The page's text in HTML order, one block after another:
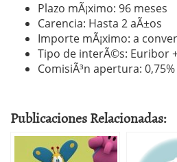
Plazo mÃ¡ximo: 96 meses
Carencia: Hasta 2 aÃ±os
Importe mÃ¡ximo: a
Tipo de interÃ©s: Euribor
ComisiÃ³n apertura: 0,75%
Publicaciones Relacionadas: